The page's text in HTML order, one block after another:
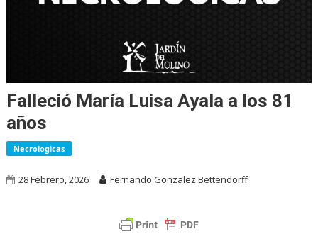
Falleció María Luisa Ayala a los 81
años
Necrologicas
28 Febrero, 2026 Fernando Gonzalez Bettendorff